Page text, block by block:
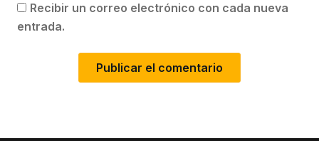
Recibir un correo electrónico con cada nueva
entrada.